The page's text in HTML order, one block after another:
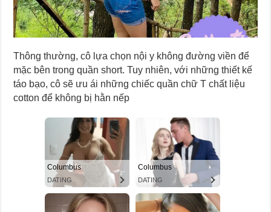
Thông thường, cô lựa chọn nội y không đường viền để
mặc bên trong quần short. Tuy nhiên, với những thiết kế
táo bạo, cô sẽ ưu ái những chiếc quần chữ T chất liệu
cotton để không bị hằn nếp